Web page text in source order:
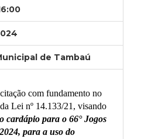
de Tambaú
com fundamento no
Lei nº 14.133/21, visando
cardápio para o 66° Jogos
, para a uso do